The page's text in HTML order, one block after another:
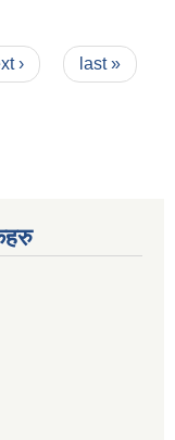
› last »